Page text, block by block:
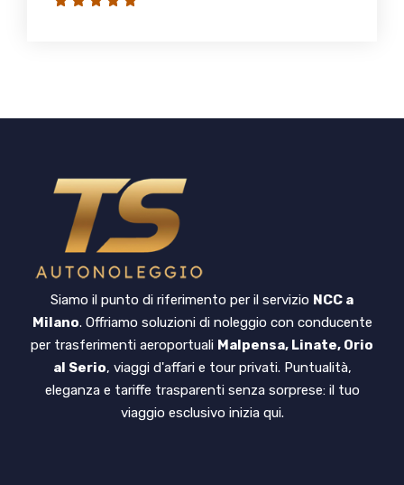
Siamo il punto di riferimento per il servizio NCC a
Milano. Offriamo soluzioni di noleggio con conducente
per trasferimenti aeroportuali Malpensa, Linate, Orio
al Serio, viaggi d'affari e tour privati. Puntualità,
eleganza e tariffe trasparenti senza sorprese: il tuo
viaggio esclusivo inizia qui.